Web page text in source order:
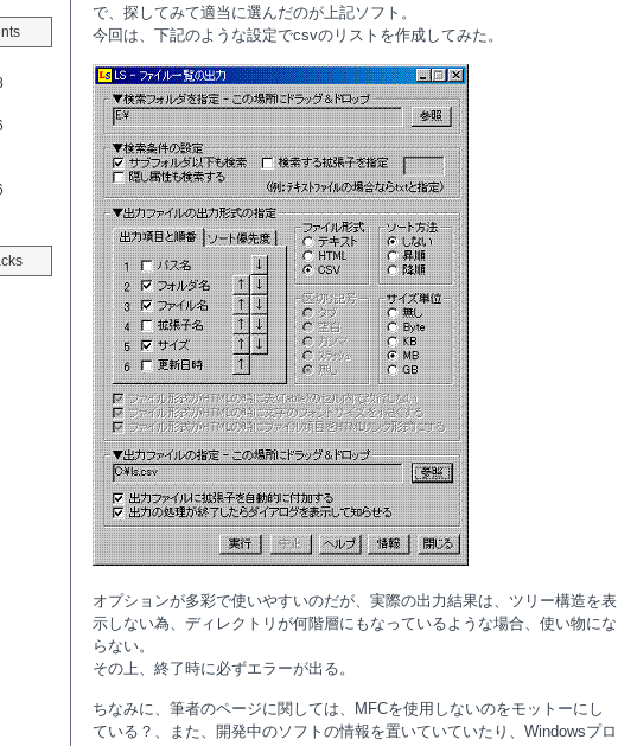
で、探してみて適当に選んだのが上記ソフト。
今回は、下記のような設定でcsvのリストを作成してみた。
オプションが多彩で使いやすいのだが、実際の出力結果は、ツリー構造を表
示しない為、ディレクトリが何階層にもなっているような場合、使い物にな
らない。
その上、終了時に必ずエラーが出る。
ちなみに、筆者のページに関しては、MFCを使用しないのをモットーにし
ている？、また、開発中のソフトの情報を置いていていたり、Windowsプロ